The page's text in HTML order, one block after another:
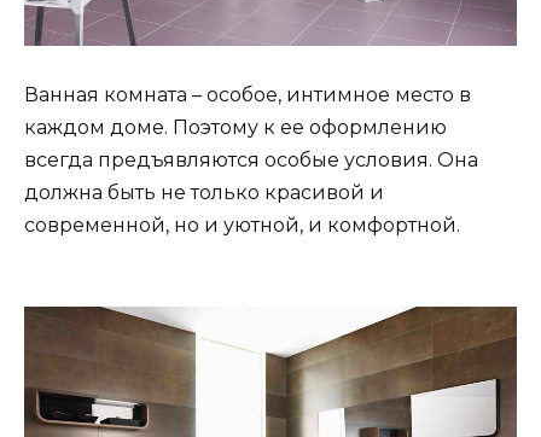
Ванная комната – особое, интимное место в
каждом доме. Поэтому к ее оформлению
всегда предъявляются особые условия. Она
должна быть не только красивой и
современной, но и уютной, и комфортной.